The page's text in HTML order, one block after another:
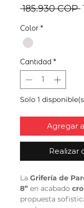
185.930 COP
Color *
Cantidad *
Solo 1
Agregar
Realizar
La Grifería de
8” en acabado
propuesta